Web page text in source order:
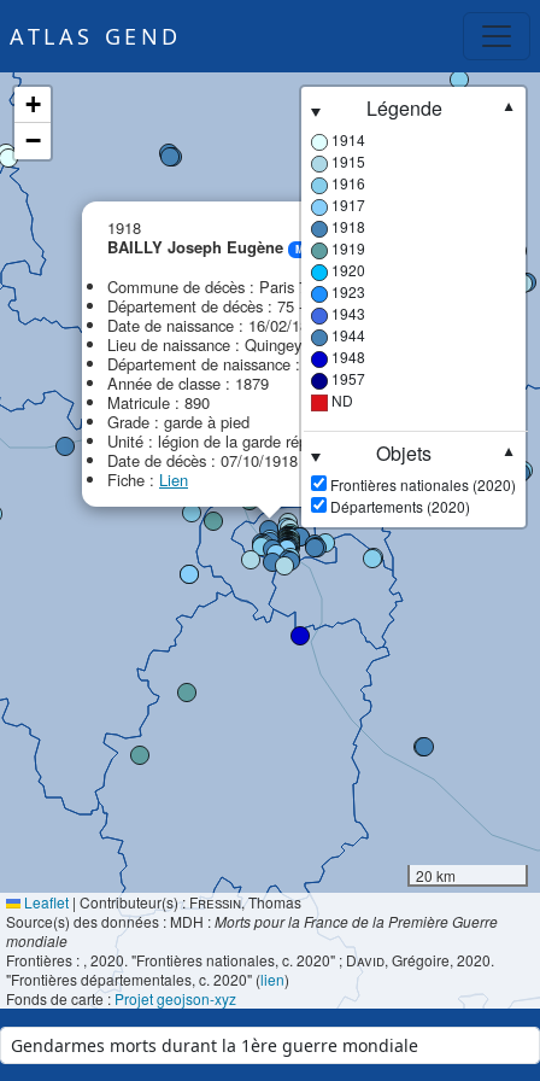
ATLAS GEND
1918
BAILLY Joseph Eugène
MPF
Commune de décès : Paris 7e arrondissement
Département de décès : 75 - Paris (ex Seine)
Date de naissance : 16/02/1859
Lieu de naissance : Quingey
Département de naissance : 25 - Doubs
Année de classe : 1879
Matricule : 890
Grade : garde à pied
Unité : légion de la garde républicaine (LGR)
Date de décès : 07/10/1918
Fiche : Lien
+
−
Légende
▼
1914
1915
1916
1917
1918
1919
1920
1923
1943
1944
1948
1957
ND
Objets
▼
Frontières nationales (2020)
Départements (2020)
20 km
Leaflet | Contributeur(s) : Fressin, Thomas
Source(s) des données : MDH :Morts pour la France de la Première Guerre
mondiale
Frontières : , 2020. "Frontières nationales, c. 2020" ; David, Grégoire, 2020.
"Frontières départementales, c. 2020" (lien)
Fonds de carte : Projet geojson-xyz